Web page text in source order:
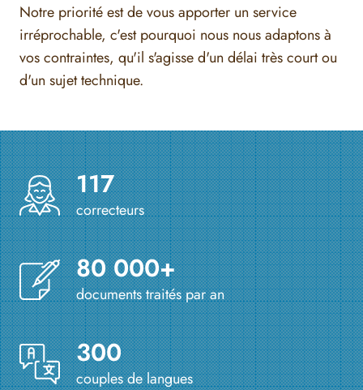
Notre priorité est de vous apporter un service
irréprochable, c'est pourquoi nous nous adaptons à
vos contraintes, qu'il s'agisse d'un délai très court ou
d'un sujet technique.
117
correcteurs
80 000+
documents traités par an
300
couples de langues